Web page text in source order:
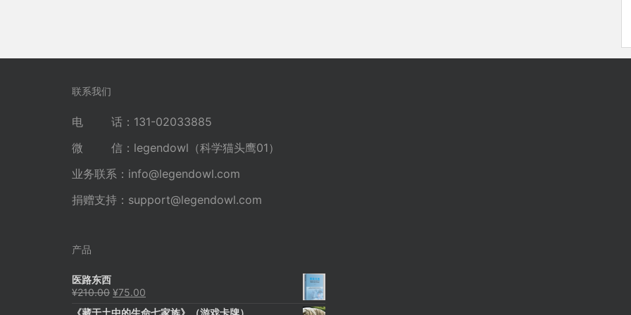
联系我们
电 话：131-02033885
微 信：legendowl（科学猫头鹰01）
业务联系： info@legendowl.com
捐赠支持： support@legendowl.com
产品
医路东西
¥210.00 原
¥75.00